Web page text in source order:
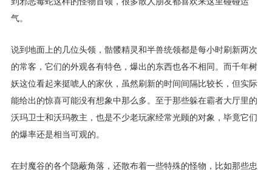
气。
说到地面上的几位头领，骷髅精灵和半兽统领都是每小时刷新两次
的常客，它们的外观各有特色，爆出的东西也各不相同。而千年树
妖这位看起来挺唬人的家伙，虽然刷新的时间间隔比较长，但实际
能给出的惊喜可能没有想象中那么多。至于那些躲在霸者大厅里的
沃玛卫士和沃玛教主，也是不少老玩家经常光顾的对象，毕竟它们
的爆率还是相当可观的。
在封魔谷的各个隐蔽角落，还散布着一些特殊的怪物，比如那些忠